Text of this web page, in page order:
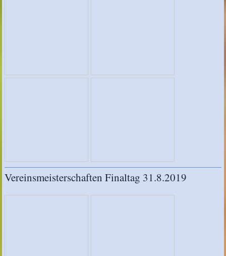
Vereinsmeisterschaften Finaltag 31.8.2019